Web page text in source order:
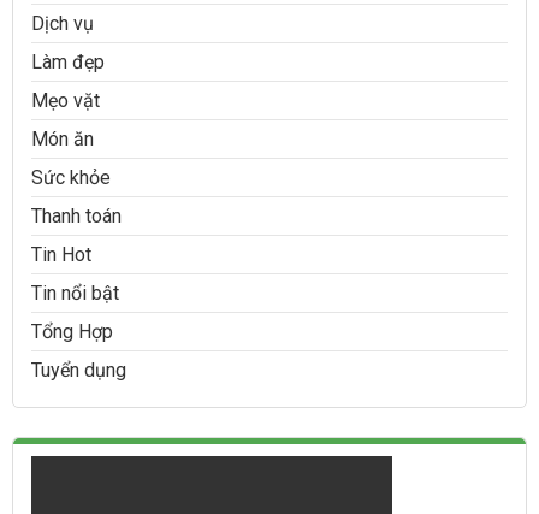
Dịch vụ
Làm đẹp
Mẹo vặt
Món ăn
Sức khỏe
Thanh toán
Tin Hot
Tin nổi bật
Tổng Hợp
Tuyển dụng